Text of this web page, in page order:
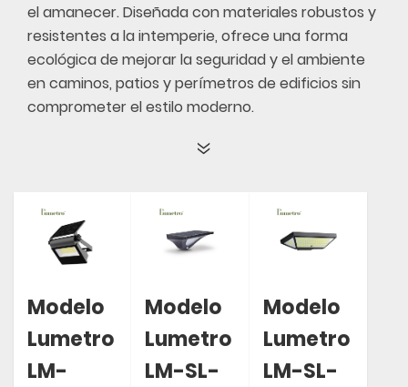
el amanecer. Diseñada con materiales robustos y
resistentes a la intemperie, ofrece una forma
ecológica de mejorar la seguridad y el ambiente
en caminos, patios y perímetros de edificios sin
comprometer el estilo moderno.
Modelo
Lumetro
LM-
Modelo
Lumetro
LM-SL-
Modelo
Lumetro
LM-SL-